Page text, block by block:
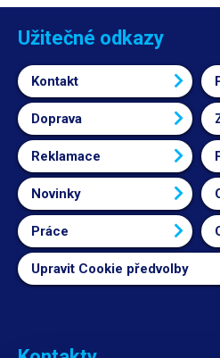
Užitečné odkazy
Kontakt
Doprava
Reklamace
Novinky
Práce
Upravit Cookie předvolby